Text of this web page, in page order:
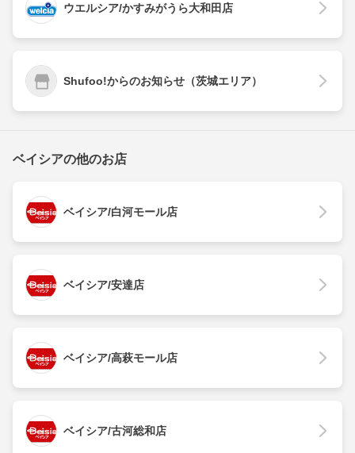
ウエルシア/かすみがうら大和田店
Shufoo!からのお知らせ（茨城エリア）
ベイシアの他のお店
ベイシア/白河モール店
ベイシア/安達店
ベイシア/高萩モール店
ベイシア/古河総和店